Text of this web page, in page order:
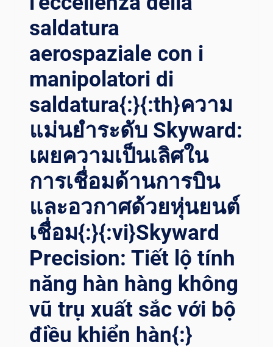
saldatura
aerospaziale con i
manipolatori di
saldatura{:}{:th}ความ
แม่นยำระดับ Skyward:
เผยความเป็นเลิศใน
การเชื่อมด้านการบิน
และอวกาศด้วยหุ่นยนต์
เชื่อม{:}{:vi}Skyward
Precision: Tiết lộ tính
năng hàn hàng không
vũ trụ xuất sắc với bộ
điều khiển hàn{:}